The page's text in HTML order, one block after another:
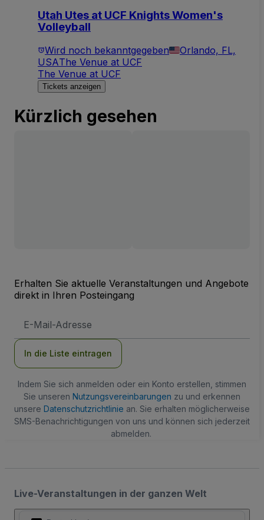
Utah Utes at UCF Knights Women's
Volleyball
Wird noch bekanntgegeben
Orlando, FL,
USAThe Venue at UCF
The Venue at UCF
Tickets anzeigen
Kürzlich gesehen
Erhalten Sie aktuelle Veranstaltungen und Angebote
direkt in Ihren Posteingang
Mail-
In die Liste eintragen
Indem Sie sich anmelden oder ein Konto erstellen, stimmen
Sie unseren Nutzungsvereinbarungen zu und erkennen
unsere Datenschutzrichtlinie an. Sie erhalten möglicherweise
SMS-Benachrichtigungen von uns und können sich jederzeit
abmelden.
Live-Veranstaltungen in der ganzen Welt